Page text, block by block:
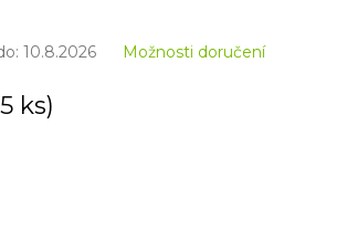
ks)
10.8.2026 Možnosti doručení